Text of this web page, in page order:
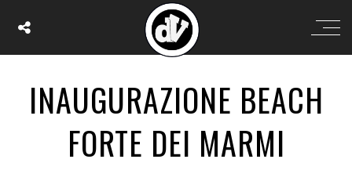
INAUGURAZIONE BEACH
FORTE DEI MARMI